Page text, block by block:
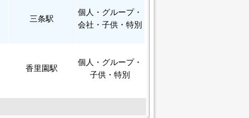
三条駅
個人
・グループ・
会社・子供・特別
香里園駅
個人
・グループ・
子供・特別